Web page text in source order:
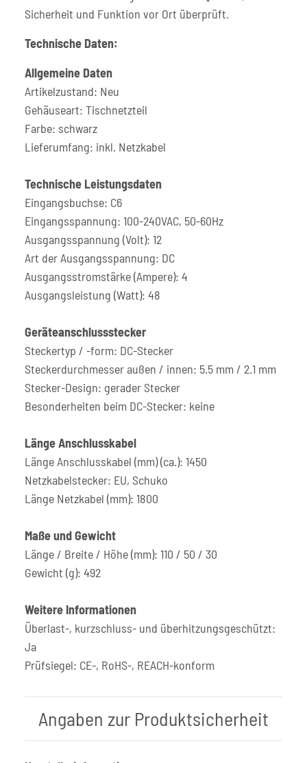
Sicherheit und Funktion vor Ort überprüft.
Technische Daten:
Allgemeine Daten
Artikelzustand: Neu
Gehäuseart: Tischnetzteil
Farbe: schwarz
Lieferumfang: inkl. Netzkabel
Technische Leistungsdaten
Eingangsbuchse: C6
Eingangsspannung: 100-240VAC, 50-60Hz
Ausgangsspannung (Volt): 12
Art der Ausgangsspannung: DC
Ausgangsstromstärke (Ampere): 4
Ausgangsleistung (Watt): 48
Geräteanschlussstecker
Steckertyp / -form: DC-Stecker
Steckerdurchmesser außen / innen: 5.5 mm / 2.1 mm
Stecker-Design: gerader Stecker
Besonderheiten beim DC-Stecker: keine
Länge Anschlusskabel
Länge Anschlusskabel (mm) (ca.): 1450
Netzkabelstecker: EU, Schuko
Länge Netzkabel (mm): 1800
Maße und Gewicht
Länge / Breite / Höhe (mm): 110 / 50 / 30
Gewicht (g): 492
Weitere Informationen
Überlast-, kurzschluss- und überhitzungsgeschützt:
Ja
Prüfsiegel: CE-, RoHS-, REACH-konform
Angaben zur Produktsicherheit